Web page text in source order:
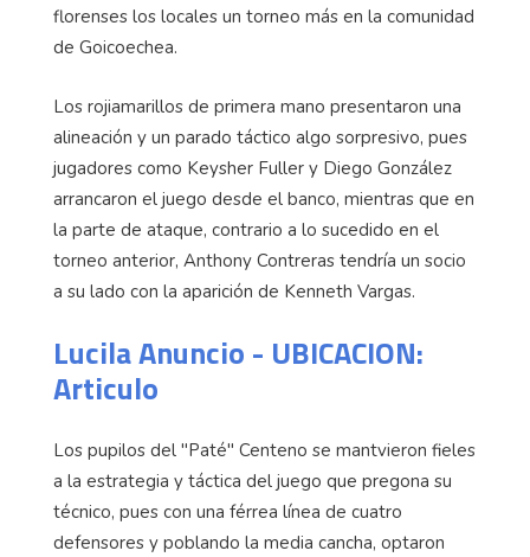
florenses los locales un torneo más en la comunidad
de Goicoechea.
Los rojiamarillos de primera mano presentaron una
alineación y un parado táctico algo sorpresivo, pues
jugadores como Keysher Fuller y Diego González
arrancaron el juego desde el banco, mientras que en
la parte de ataque, contrario a lo sucedido en el
torneo anterior, Anthony Contreras tendría un socio
a su lado con la aparición de Kenneth Vargas.
Lucila Anuncio - UBICACION:
Articulo
Los pupilos del "Paté" Centeno se mantvieron fieles
a la estrategia y táctica del juego que pregona su
técnico, pues con una férrea línea de cuatro
defensores y poblando la media cancha, optaron